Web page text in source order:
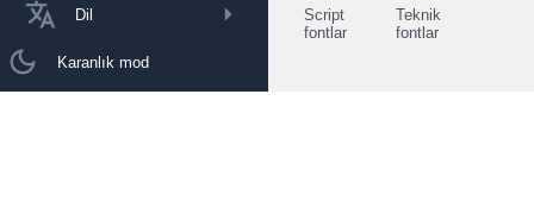
Dil
Karanlık mod
Script
fontlar
Teknik
fontlar